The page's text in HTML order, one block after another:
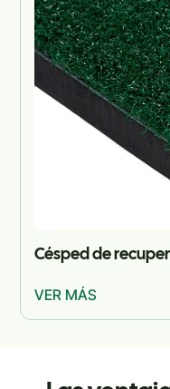
Césped de
VER MÁS